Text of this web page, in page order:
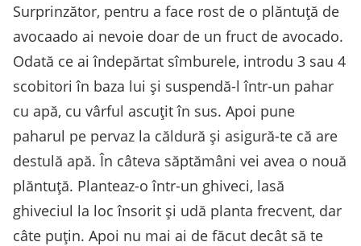
Surprinzător, pentru a face rost de o plăntuţă de
avocaado ai nevoie doar de un fruct de avocado.
Odată ce ai îndepărtat sîmburele, introdu 3 sau 4
scobitori în baza lui şi suspendă-l într-un pahar
cu apă, cu vârful ascuţit în sus. Apoi pune
paharul pe pervaz la căldură şi asigură-te că are
destulă apă. În câteva săptămâni vei avea o nouă
plăntuţă. Planteaz-o într-un ghiveci, lasă
ghiveciul la loc însorit şi udă planta frecvent, dar
câte puţin. Apoi nu mai ai de făcut decât să te